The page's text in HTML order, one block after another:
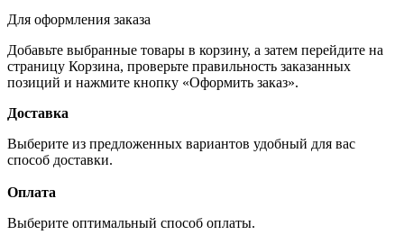
Для оформления заказа
Добавьте выбранные товары в корзину, а затем перейдите на
страницу Корзина, проверьте правильность заказанных
позиций и нажмите кнопку «Оформить заказ».
Доставка
Выберите из предложенных вариантов удобный для вас
способ доставки.
Оплата
Выберите оптимальный способ оплаты.